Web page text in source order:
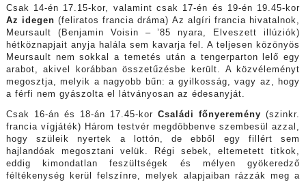
Csak 14-én 17.15-kor, valamint csak 17-én és 19-én 19.45-kor
Az idegen(feliratos francia dráma) Az algíri francia hivatalnok,
Meursault (Benjamin Voisin – ’85 nyara, Elveszett illúziók)
hétköznapjait anyja halála sem kavarja fel. A teljesen közönyös
Meursault nem sokkal a temetés után a tengerparton lelő egy
arabot, akivel korábban összetűzésbe került. A közvéleményt
megosztja, melyik a nagyobb bűn: a gyilkosság, vagy az, hogy
a férfi nem gyászolta el látványosan az édesanyját.
Csak 16-án és 18-án 17.45-korCsaládi főnyeremény(szinkr.
francia vígjáték) Három testvér megdöbbenve szembesül azzal,
hogy szüleik nyertek a lottón, de ebből egy fillért sem
hajlandóak megosztani velük. Régi sebek, eltemetett titkok,
eddig kimondatlan feszültségek és mélyen gyökeredző
féltékenység kerül felszínre, melyek alapjaiban rázzák meg a